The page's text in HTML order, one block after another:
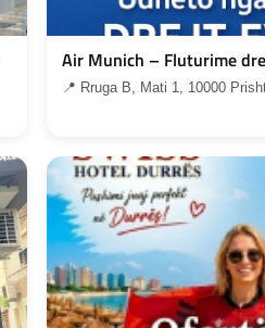
Air Munich – Fluturime
📍 Rruga B, Mati 1, 10000